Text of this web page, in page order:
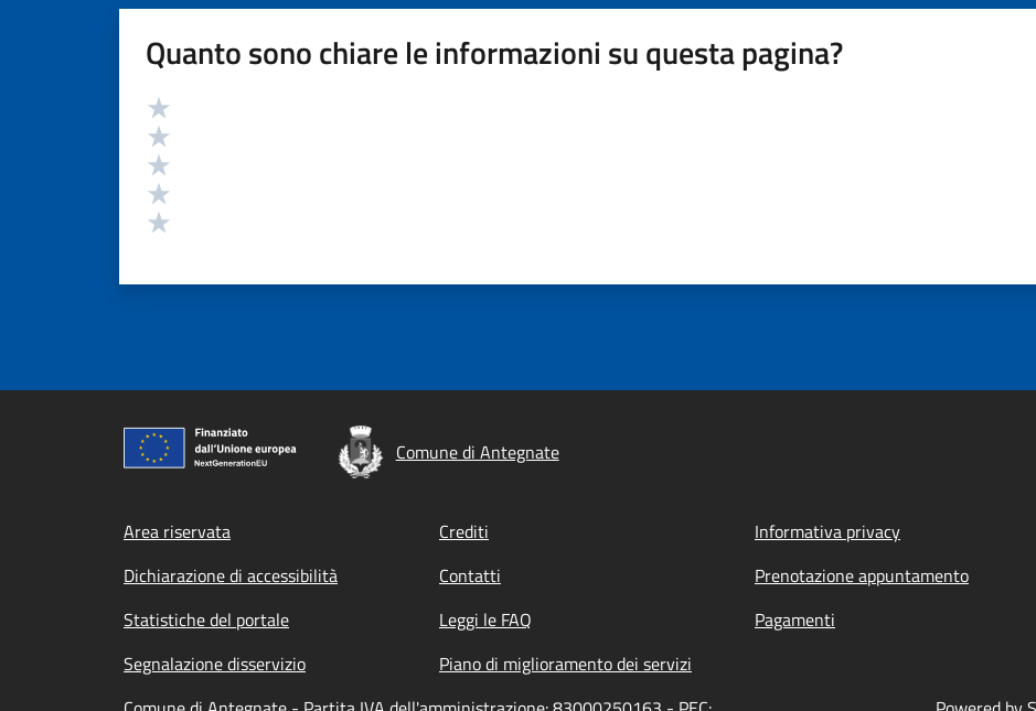
Quanto sono chiare le informazioni su questa pagina?
Valutazione
Comune di Antegnate
Footer menu
Area riservata Crediti Informativa privacy
Dichiarazione di accessibilità
Contatti Prenotazione appuntamento
Statistiche del portale
Leggi le FAQ Pagamenti
Segnalazione disservizio
Piano di miglioramento dei servizi